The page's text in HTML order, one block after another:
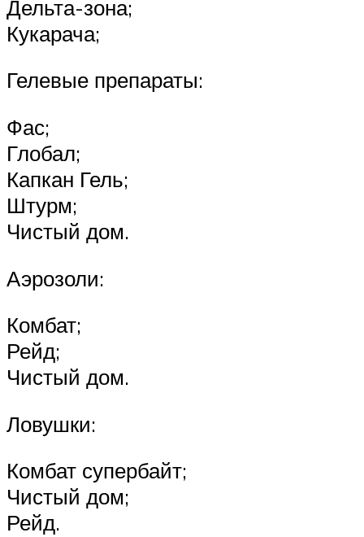
Дельта-зона;
Кукарача;
Гелевые препараты:
Фас;
Глобал;
Капкан Гель;
Штурм;
Чистый дом.
Аэрозоли:
Комбат;
Рейд;
Чистый дом.
Ловушки:
Комбат супербайт;
Чистый дом;
Рейд.